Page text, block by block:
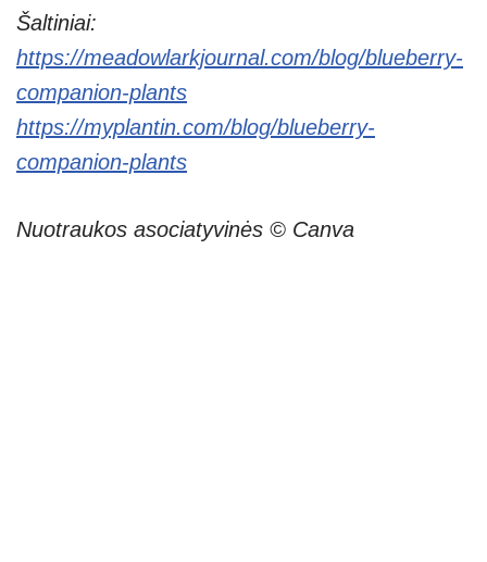
Šaltiniai:
https://meadowlarkjournal.com/blog/blueberry-
companion-plants
https://myplantin.com/blog/blueberry-
companion-plants
Nuotraukos asociatyvinės © Canva